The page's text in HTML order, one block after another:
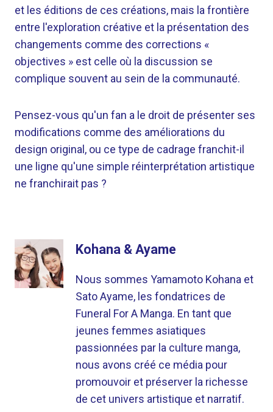
et les éditions de ces créations, mais la frontière
entre l'exploration créative et la présentation des
changements comme des corrections «
objectives » est celle où la discussion se
complique souvent au sein de la communauté.
Pensez-vous qu'un fan a le droit de présenter ses
modifications comme des améliorations du
design original, ou ce type de cadrage franchit-il
une ligne qu'une simple réinterprétation artistique
ne franchirait pas ?
Kohana & Ayame
Nous sommes Yamamoto Kohana et
Sato Ayame, les fondatrices de
Funeral For A Manga. En tant que
jeunes femmes asiatiques
passionnées par la culture manga,
nous avons créé ce média pour
promouvoir et préserver la richesse
de cet univers artistique et narratif.